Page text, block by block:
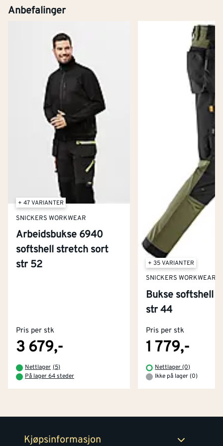
Anbefalinger
+ 47 VARIANTER
SNICKERS WORKWEAR
Arbeidsbukse 6940
softshell stretch sort
str 52
Pris per stk
3 679,-
Nettlager (5)
På lager 64 steder
+ 35 VARIANTER
SNICKERS WORKWEAR
Bukse softshell
str 44
Pris per stk
1 779,-
Nettlager (0)
Ikke på lager (0)
Kjøpsinformasjon
Kjøpsbetingelser
Retur- og angrerettsskjema
Tjenester
Montér Klubb
Byggevarehus og åpningstider
Prismatch